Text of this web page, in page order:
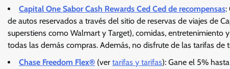
Capital One Sabor Cash Rewards Ced Ced de recompensas:
de autos reservados a través del sitio de reservas de viajes de
superstiens como Walmart y Target), comidas, entretenimiento
todas las demás compras. Además, no disfrute de las tarifas
Chase Freedom Flex® (ver tarifas y tarifas): Gane el 5%